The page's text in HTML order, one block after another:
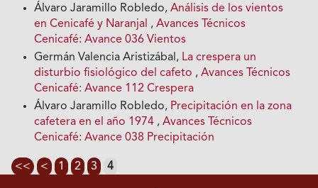
Álvaro Jaramillo Robledo,Análisis de los vientos
en Cenicafé y Naranjal ,Avances Técnicos
Cenicafé: Avance 036 Vientos
Germán Valencia Aristizábal, La crespera un
disturbio fisiológico del cafeto ,Avances Técnicos
Cenicafé: Avance 112 Crespera
Álvaro Jaramillo Robledo, Precipitación en la zona
cafetera en el año 1974 ,Avances Técnicos
Cenicafé: Avance 038 Precipitación
<< < 1 2 3 4